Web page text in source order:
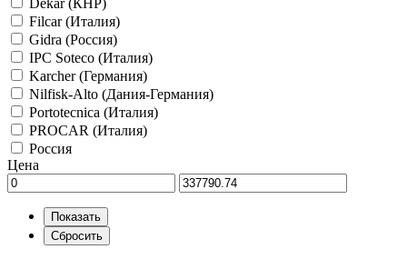
Filcar (Италия)
Gidra (Россия)
IPC Soteco (Италия)
Karcher (Германия)
Nilfisk-Alto (Дания-Германия)
Portotecnica (Италия)
PROCAR (Италия)
Россия
Цена